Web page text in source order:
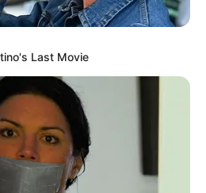
2022 – 10 Februari 2023
Last Movie